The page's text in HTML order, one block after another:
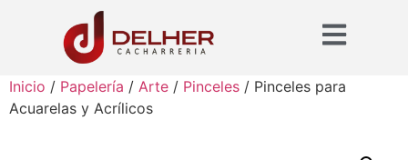
Inicio / Papelería / Arte / Pinceles / Pinceles para
Acuarelas y Acrílicos